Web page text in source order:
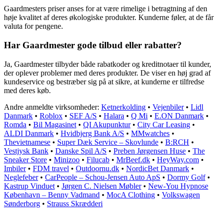
Gaardmesters priser anses for at være rimelige i betragtning af den
høje kvalitet af deres økologiske produkter. Kunderne føler, at de får
valuta for pengene.
Har Gaardmester gode tilbud eller rabatter?
Ja, Gaardmester tilbyder både rabatkoder og kreditnotaer til kunder,
der oplever problemer med deres produkter. De viser en høj grad af
kundeservice og bestræber sig på at sikre, at kunderne er tilfredse
med deres køb.
Andre anmeldte virksomheder: Ketnerkolding • Vejenbiler• Lidl
Danmark • Roblox • SEF A/S • Halara • Q Mi • E.ON Danmark •
Romda • Bil Magasinet • QI Akupunktur• City Car Leasing •
ALDI Danmark • Hvidbjerg Bank A/S • MMwatches •
Thevietnamese • Super Dæk Service – Skovlunde • B:RCH •
Vestjysk Bank • Danske Spil A/S • Preben Jørgensen Huse • The
Sneaker Store • Minizoo • Filucab • MrBeef.dk • HeyWay.com •
Imbiler• FDM travel • Outdoornu.dk • NordicBet Danmark •
Neglefeber• CarPeople – Schou-Jensen Auto ApS • Dormy Golf•
Kastrup Vinduet • Jørgen C. Nielsen Møbler• New-You Hypnose
København – Benny Vadmand • MocA Clothing • Volkswagen
Sønderborg • Strauss Skrædderi